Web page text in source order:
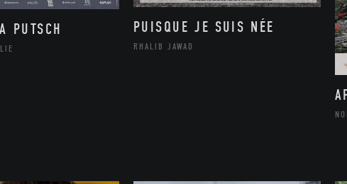
PUTSCH PUISQUE JE SUIS NÉE
RHALIB JAWAD